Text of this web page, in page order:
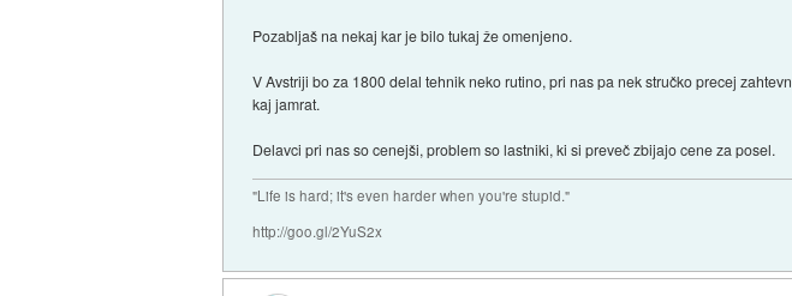
Pozabljaš na nekaj kar je bilo tukaj že omenjeno.
V Avstriji bo za 1800 delal tehnik neko rutino, pri nas pa nek stručko precej
kaj jamrat.
Delavci pri nas so cenejši, problem so lastniki, ki si preveč zbijajo cene za posel.
"Life is hard; it's even harder when you're stupid."
http://goo.gl/2YuS2x